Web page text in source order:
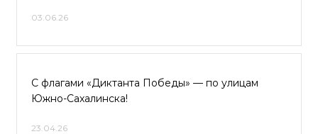
03.06.26
С флагами «Диктанта Победы» — по улицам
Южно-Сахалинска!
23.04.26